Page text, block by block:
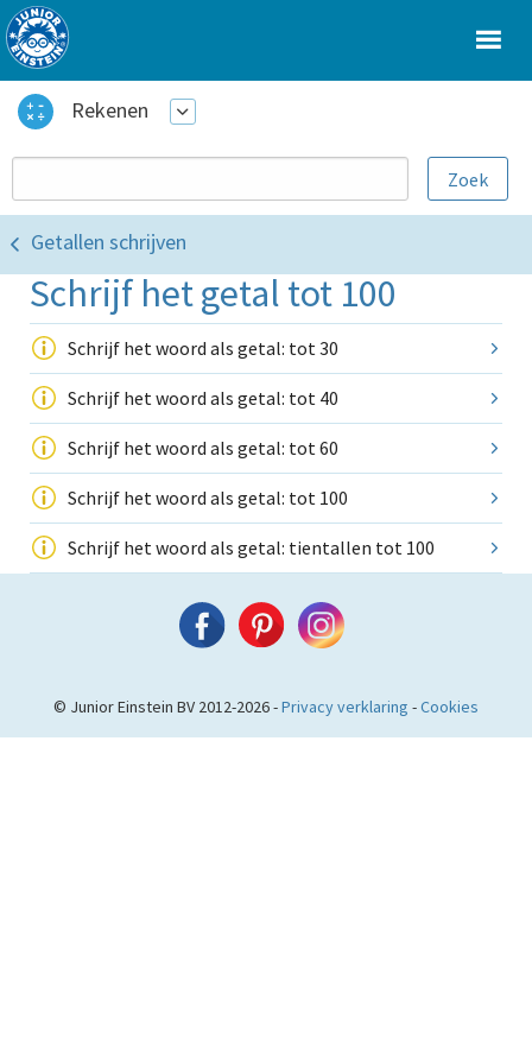
Rekenen
Getallen schrijven
Schrijf het getal tot 100
Schrijf het woord als getal: tot 30
Schrijf het woord als getal: tot 40
Schrijf het woord als getal: tot 60
Schrijf het woord als getal: tot 100
Schrijf het woord als getal: tientallen tot 100
© Junior Einstein BV 2012-2026 -Privacy verklaring -Cookies